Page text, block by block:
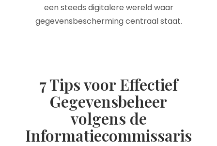
een steeds digitalere wereld waar
gegevensbescherming centraal staat.
7 Tips voor Effectief
Gegevensbeheer
volgens de
Informatiecommissaris